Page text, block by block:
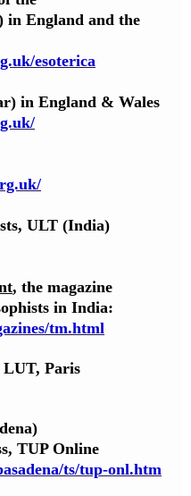
in England and the
esoterica
in England & Wales
ULT (India)
, the magazine
in India:
tm.html
LUT, Paris
TUP Online
ts/tup-onl.htm